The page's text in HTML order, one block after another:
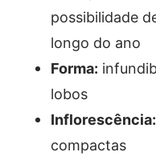
possibilidade
longo do ano
Forma:
lobos
Inflorescência:
compactas